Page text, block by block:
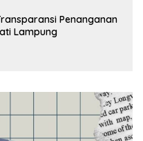
Penanganan
Lampung